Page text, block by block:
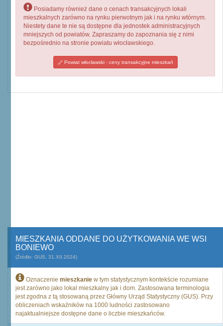
Posiadamy również dane o cenach transakcyjnych lokali
mieszkalnych zarówno na rynku pierwotnym jak i na rynku wtórnym.
Niestety dane te nie są dostępne dla jednostek administracyjnych
mniejszych od powiatów. Zapraszamy do zapoznania się z nimi
bezpośrednio na stronie powiatu włocławskiego.
Powiat włocławski - ceny transakcyjne mieszkań
MIESZKANIA ODDANE DO UŻYTKOWANIA WE WSI
BONIEWO
(Źródło: GUS, 31.XII.2024)
Oznaczenie mieszkanie w tym statystycznym kontekście rozumiane
jest zarówno jako lokal mieszkalny jak i dom. Zastosowana terminologia
jest zgodna z tą stosowaną przez Główny Urząd Statystyczny (GUS). Przy
obliczeniach wskaźników na 1000 ludności zastosowano
najaktualniejsze dostępne dane o liczbie mieszkańców.